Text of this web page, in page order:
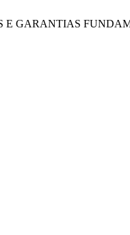
E GARANTIAS